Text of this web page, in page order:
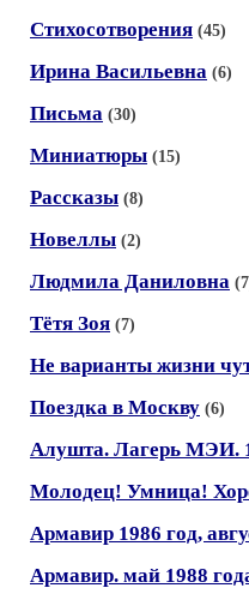
Стихосотворения (45)
Ирина Васильевна (6)
Письма (30)
Миниатюры (15)
Рассказы (8)
Новеллы (2)
Людмила Даниловна
Тётя Зоя (7)
Не варианты жизни
Поездка в Москву (6)
Алушта. Лагерь МЭИ.
Молодец! Умница!
Армавир 1986 год,
Армавир. май 1988